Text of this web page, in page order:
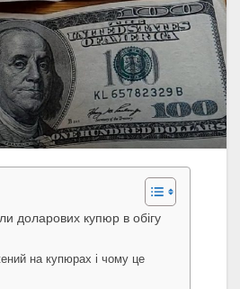
доларових купюр в обігу
на купюрах і чому це